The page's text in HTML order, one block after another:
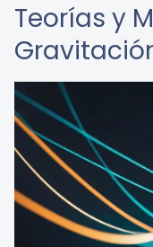
Teorías y